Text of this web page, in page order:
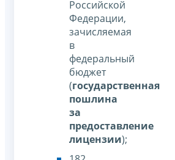
Российской
Федерации,
зачисляемая
в
федеральный
бюджет
(государственная
пошлина
за
предоставление
лицензии);